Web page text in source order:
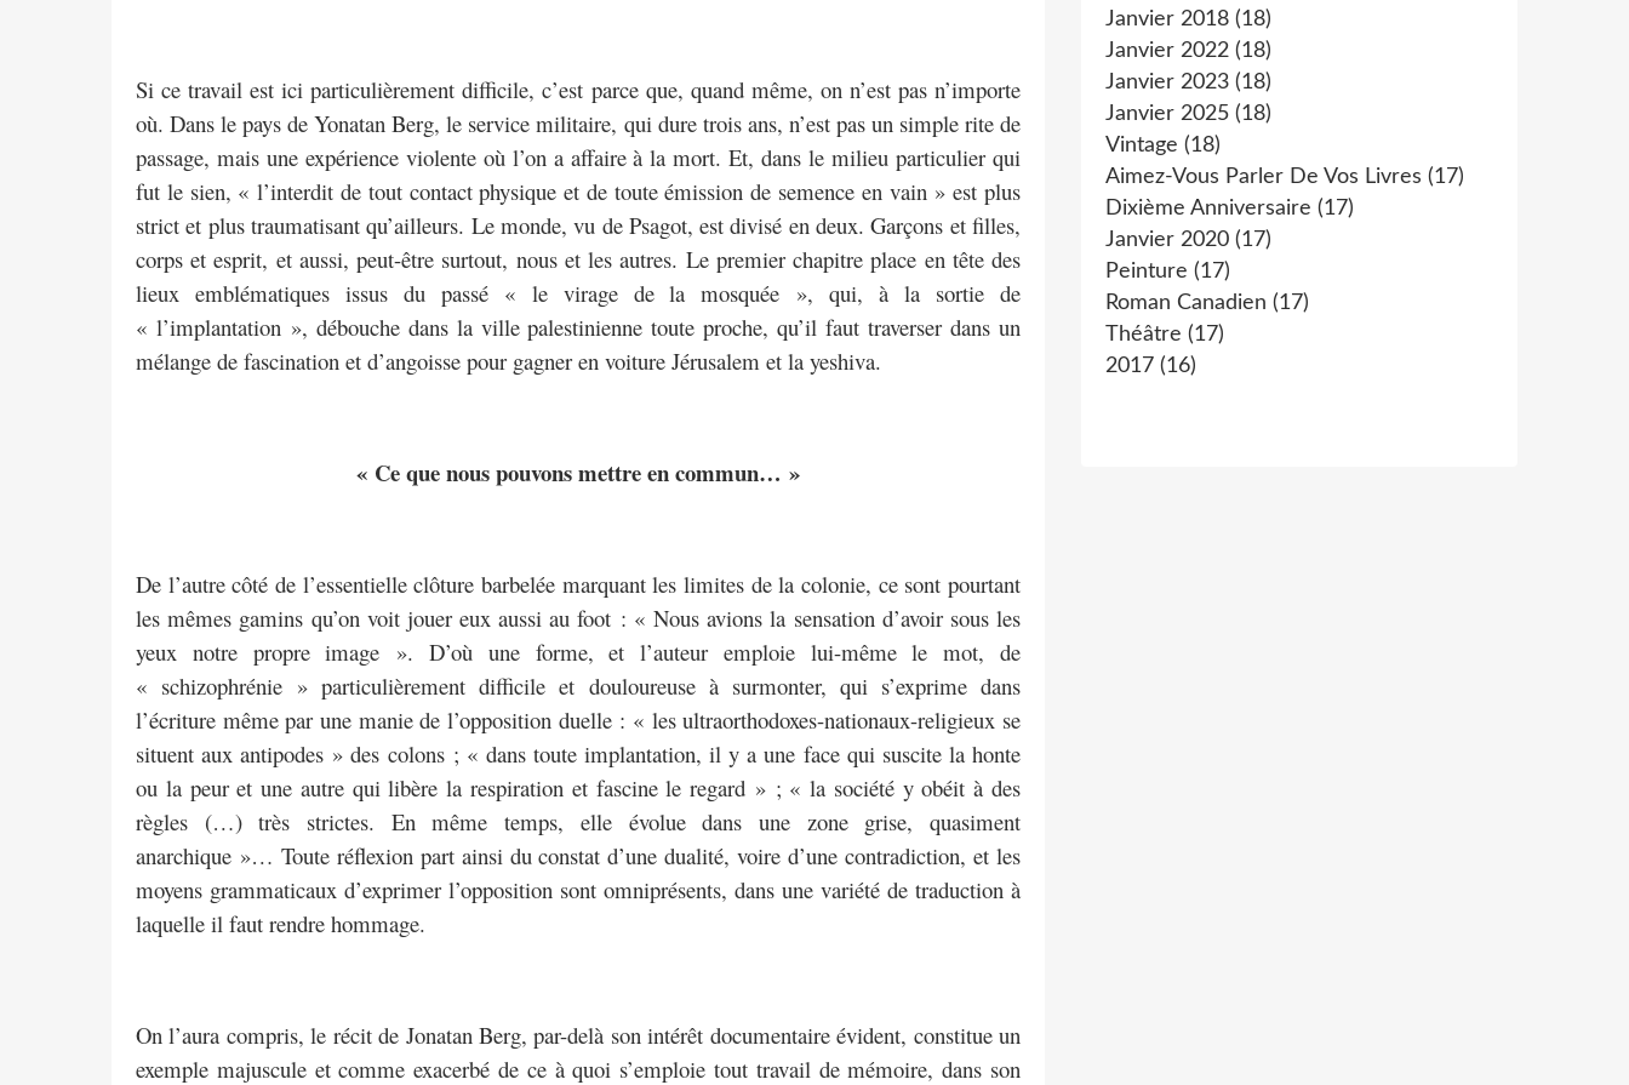
Si ce travail est ici particulièrement difficile, c’est parce que, quand même, on n’est pas n’importe
où. Dans le pays de Yonatan Berg, le service militaire, qui dure trois ans, n’est pas un simple rite de
passage, mais une expérience violente où l’on a affaire à la mort. Et, dans le milieu particulier qui
fut le sien, « l’interdit de tout contact physique et de toute émission de semence en vain » est plus
strict et plus traumatisant qu’ailleurs. Le monde, vu de Psagot, est divisé en deux. Garçons et filles,
corps et esprit, et aussi, peut-être surtout, nous et les autres. Le premier chapitre place en tête des
lieux emblématiques issus du passé « le virage de la mosquée », qui, à la sortie de
« l’implantation », débouche dans la ville palestinienne toute proche, qu’il faut traverser dans un
mélange de fascination et d’angoisse pour gagner en voiture Jérusalem et la yeshiva.
« Ce que nous pouvons mettre en commun… »
De l’autre côté de l’essentielle clôture barbelée marquant les limites de la colonie, ce sont pourtant
les mêmes gamins qu’on voit jouer eux aussi au foot : « Nous avions la sensation d’avoir sous les
yeux notre propre image ». D’où une forme, et l’auteur emploie lui-même le mot, de
« schizophrénie » particulièrement difficile et douloureuse à surmonter, qui s’exprime dans
l’écriture même par une manie de l’opposition duelle : « les ultraorthodoxes-nationaux-religieux se
situent aux antipodes » des colons ; « dans toute implantation, il y a une face qui suscite la honte
ou la peur et une autre qui libère la respiration et fascine le regard » ; « la société y obéit à des
règles (…) très strictes. En même temps, elle évolue dans une zone grise, quasiment
anarchique »… Toute réflexion part ainsi du constat d’une dualité, voire d’une contradiction, et les
moyens grammaticaux d’exprimer l’opposition sont omniprésents, dans une variété de traduction à
laquelle il faut rendre hommage.
On l’aura compris, le récit de Jonatan Berg, par-delà son intérêt documentaire évident, constitue un
exemple majuscule et comme exacerbé de ce à quoi s’emploie tout travail de mémoire, dans son
Janvier 2018 (18)
Janvier 2022 (18)
Janvier 2023 (18)
Janvier 2025 (18)
Vintage (18)
Aimez-Vous Parler De Vos Livres (17)
Dixième Anniversaire (17)
Janvier 2020 (17)
Peinture (17)
Roman Canadien (17)
Théâtre (17)
2017 (16)